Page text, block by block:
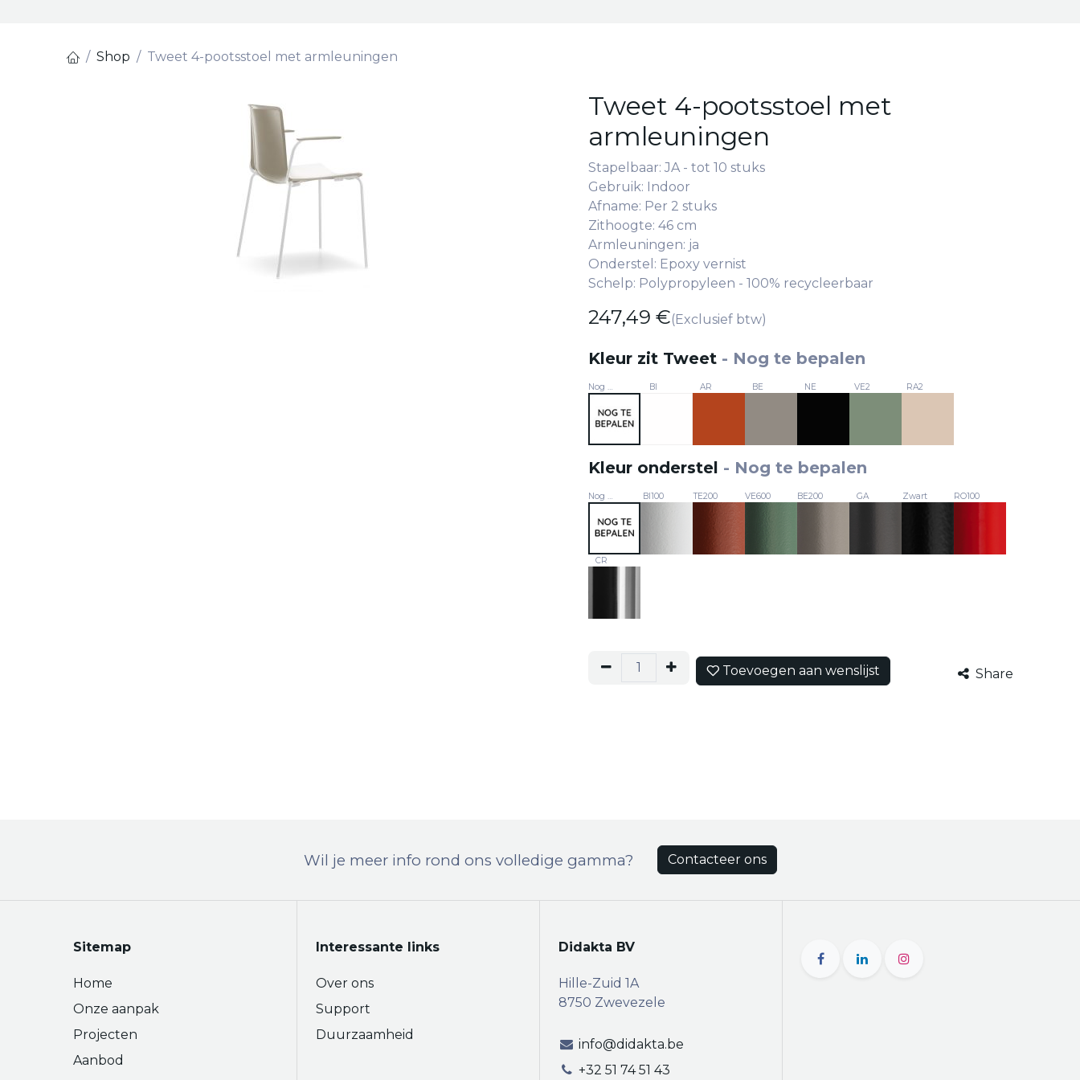
Shop Tweet 4-pootsstoel met armleuningen
Tweet 4-pootsstoel met
armleuningen
Stapelbaar: JA - tot 10 stuks
Gebruik: Indoor
Afname: Per 2 stuks
Zithoogte: 46 cm
Armleuningen: ja
Onderstel: Epoxy vernist
Schelp: Polypropyleen - 100% recycleerbaar
247,49 €(Exclusief btw)
Kleur zit Tweet - Nog te bepalen
Nog te bepalen BI AR BE NE VE2 RA2
Kleur onderstel - Nog te bepalen
Nog te bepalen BI100 TE200 VE600 BE200 GA Zwart RO100
CR
Toevoegen aan wenslijst Share
Wil je meer info rond ons volledige gamma? Contacteer ons
Sitemap
Home
Onze aanpak
Projecten
Aanbod
Interessante links
Over ons
Support
Duurzaamheid
Didakta BV
Hille-Zuid 1A
8750 Zwevezele
info@didakta.be
+32 51 74 51 43